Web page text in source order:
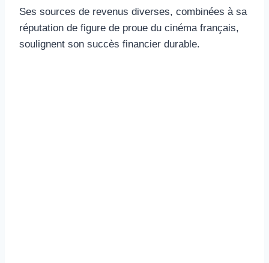
Ses sources de revenus diverses, combinées à sa
réputation de figure de proue du cinéma français,
soulignent son succès financier durable.